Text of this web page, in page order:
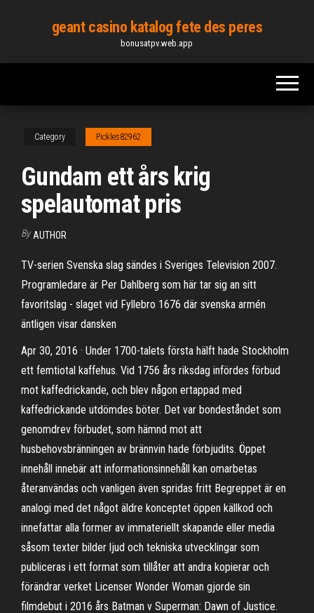
content
geant casino katalog fete des peres
bonusatpv.web.app
Category Pickles82962
Gundam ett års krig
spelautomat pris
By AUTHOR
TV-serien Svenska slag sändes i Sveriges Television 2007.
Programledare är Per Dahlberg som här tar sig an sitt
favoritslag - slaget vid Fyllebro 1676 där svenska armén
äntligen visar dansken
Apr 30, 2016 · Under 1700-talets första hälft hade Stockholm
ett femtiotal kaffehus. Vid 1756 års riksdag infördes förbud
mot kaffedrickande, och blev någon ertappad med
kaffedrickande utdömdes böter. Det var bondeståndet som
genomdrev förbudet, som hämnd mot att
husbehovsbränningen av brännvin hade förbjudits. Öppet
innehåll innebär att informationsinnehåll kan omarbetas
återanvändas och vanligen även spridas fritt Begreppet är en
analogi med det något äldre konceptet öppen källkod och
innefattar alla former av immateriellt skapande eller media
såsom texter bilder ljud och tekniska utvecklingar som
publiceras i ett format som tillåter att andra kopierar och
förändrar verket Licenser Wonder Woman gjorde sin
filmdebut i 2016 års Batman v Superman: Dawn of Justice.